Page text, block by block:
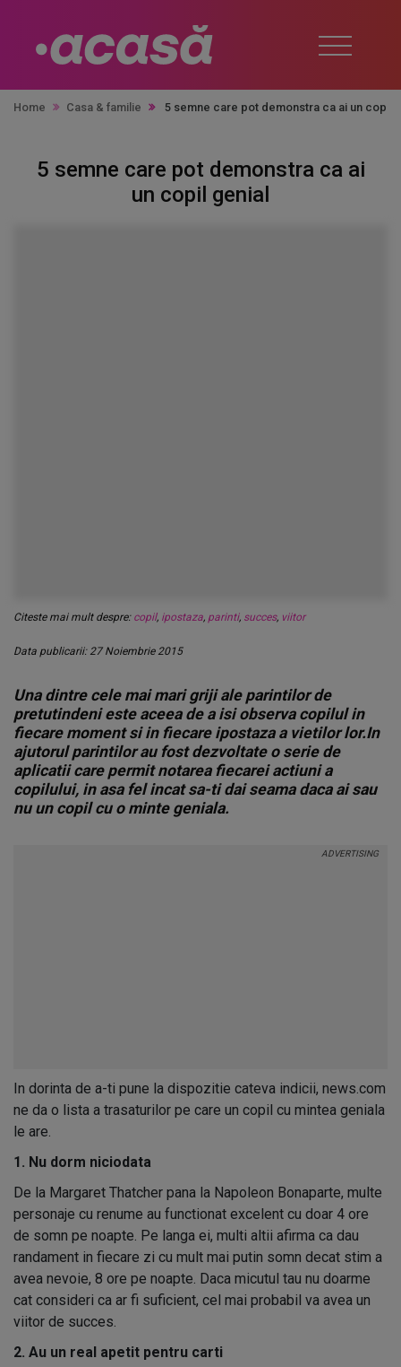
Home Casa & familie 5 semne care pot demonstra ca ai un copil
5 semne care pot demonstra ca ai
un copil genial
Citeste mai mult despre: copil, ipostaza, parinti, succes, viitor
Data publicarii: 27 Noiembrie 2015
Una dintre cele mai mari griji ale parintilor de
pretutindeni este aceea de a isi observa copilul in
fiecare moment si in fiecare ipostaza a vietilor lor.In
ajutorul parintilor au fost dezvoltate o serie de
aplicatii care permit notarea fiecarei actiuni a
copilului, in asa fel incat sa-ti dai seama daca ai sau
nu un copil cu o minte geniala.
In dorinta de a-ti pune la dispozitie cateva indicii, news.com
ne da o lista a trasaturilor pe care un copil cu mintea geniala
le are.
1. Nu dorm niciodata
De la Margaret Thatcher pana la Napoleon Bonaparte, multe
personaje cu renume au functionat excelent cu doar 4 ore
de somn pe noapte. Pe langa ei, multi altii afirma ca dau
randament in fiecare zi cu mult mai putin somn decat stim a
avea nevoie, 8 ore pe noapte. Daca micutul tau nu doarme
cat consideri ca ar fi suficient, cel mai probabil va avea un
viitor de succes.
2. Au un real apetit pentru carti